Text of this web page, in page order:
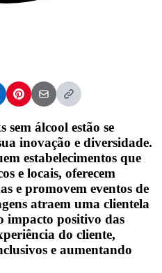
sem álcool estão se
inovação e diversidade.
estabelecimentos que
e locais, oferecem
e promovem eventos de
atraem uma clientela
impacto positivo das
do cliente,
e aumentando